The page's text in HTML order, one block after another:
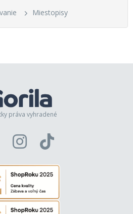
Miestopisy
práva vyhradené